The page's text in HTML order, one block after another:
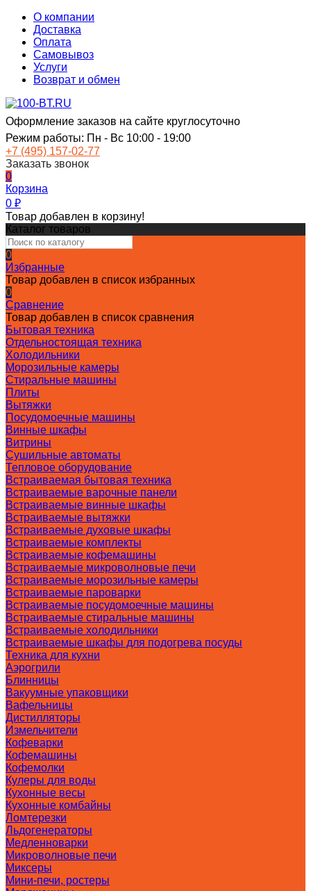
О компании
Доставка
Оплата
Самовывоз
Услуги
Возврат и обмен
Оформление заказов на сайте круглосуточно
Режим работы: Пн - Вс 10:00 - 19:00
+7 (495) 157-02-77
Заказать звонок
0
Корзина
0 ₽
Товар добавлен в корзину!
Каталог товаров
0
Избранные
Товар добавлен в список избранных
0
Сравнение
Товар добавлен в список сравнения
Бытовая техника
Отдельностоящая техника
Холодильники
Морозильные камеры
Стиральные машины
Плиты
Вытяжки
Посудомоечные машины
Винные шкафы
Витрины
Сушильные автоматы
Тепловое оборудование
Встраиваемая бытовая техника
Встраиваемые варочные панели
Встраиваемые винные шкафы
Встраиваемые вытяжки
Встраиваемые духовые шкафы
Встраиваемые комплекты
Встраиваемые кофемашины
Встраиваемые микроволновые печи
Встраиваемые морозильные камеры
Встраиваемые пароварки
Встраиваемые посудомоечные машины
Встраиваемые стиральные машины
Встраиваемые холодильники
Встраиваемые шкафы для подогрева посуды
Техника для кухни
Аэрогрили
Блинницы
Вакуумные упаковщики
Вафельницы
Дистилляторы
Измельчители
Кофеварки
Кофемашины
Кофемолки
Кулеры для воды
Кухонные весы
Кухонные комбайны
Ломтерезки
Льдогенераторы
Медленноварки
Микроволновые печи
Миксеры
Мини-печи, ростеры